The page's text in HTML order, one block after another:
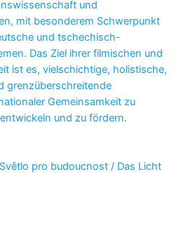
und
mit besonderem Schwerpunkt
und tschechisch-
Das Ziel ihrer filmischen und
ist es, vielschichtige, holistische,
grenzüberschreitende
Gemeinsamkeit zu
und zu fördern.
pro budoucnost / Das Licht